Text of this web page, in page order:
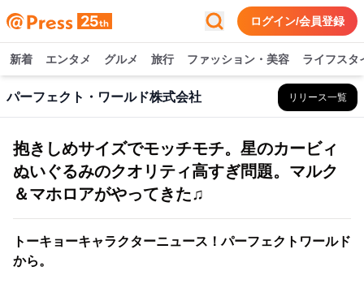
ログイン/会員登録
新着 エンタメ グルメ 旅行 ファッション・美容 ライフスタ
パーフェクト・ワールド株式会社 リリース一覧
抱きしめサイズでモッチモチ。星のカービィ
ぬいぐるみのクオリティ高すぎ問題。マルク
＆マホロアがやってきた♫
トーキョーキャラクターニュース！パーフェクトワールド
から。